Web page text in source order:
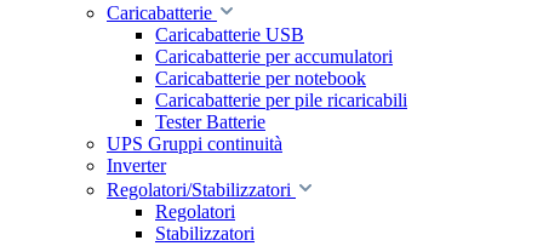
Caricabatterie
Caricabatterie USB
Caricabatterie per accumulatori
Caricabatterie per notebook
Caricabatterie per pile ricaricabili
Tester Batterie
UPS Gruppi continuità
Inverter
Regolatori/Stabilizzatori
Regolatori
Stabilizzatori